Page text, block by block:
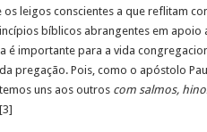
leigos conscientes a que reflitam
bíblicos abrangentes em apoio
importante para a vida
pregação. Pois, como o apóstolo
uns aos outros com salmos,